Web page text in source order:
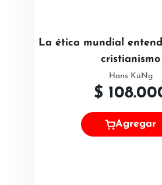
La ética mundial
cristianismo
Hans KüNg
$
Agregar